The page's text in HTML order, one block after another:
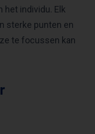
het individu. Elk
sterke punten en
te focussen kan